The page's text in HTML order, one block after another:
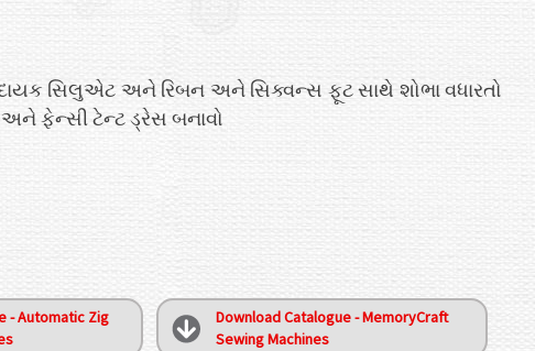
સિલુએટ અને રિબન અને સિક્વન્સ ફૂટ સાથે શોભા વધારતો
ફેન્સી ટેન્ટ ડ્રેસ બનાવો
- Automatic Zig
Download Catalogue - MemoryCraft
Sewing Machines